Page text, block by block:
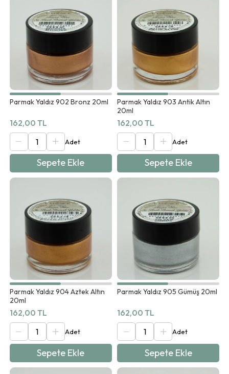
Parmak Yaldız 902 Bronz 20ml
162,00 TL
Sepete Ekle
Parmak Yaldız 903 Antik Altın
20ml
162,00 TL
Sepete Ekle
Parmak Yaldız 904 Aztek Altın
20ml
162,00 TL
Sepete Ekle
Parmak Yaldız 905 Gümüş 20ml
162,00 TL
Sepete Ekle